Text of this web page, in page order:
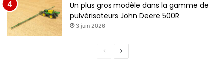
Un plus gros modèle dans la gamme de
pulvérisateurs John Deere 500R
3 juin 2026
Page
Page